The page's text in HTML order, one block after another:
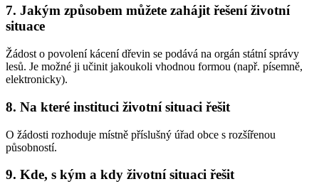
7. Jakým způsobem můžete zahájit řešení životní
situace
Žádost o povolení kácení dřevin se podává na orgán státní správy
lesů. Je možné ji učinit jakoukoli vhodnou formou (např. písemně,
elektronicky).
8. Na které instituci životní situaci řešit
O žádosti rozhoduje místně příslušný úřad obce s rozšířenou
působností.
9. Kde, s kým a kdy životní situaci řešit